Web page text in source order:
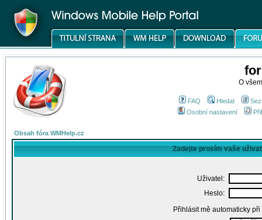
O
FAQ Hledat
Osobní nastavení
Obsah fóra WMHelp.cz
Zadejte prosím vaše
Uživatel:
Heslo:
Přihlásit mě automaticky